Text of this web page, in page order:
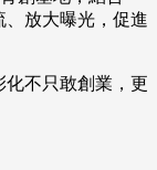
、放大曝光，促進
不只敢創業，更